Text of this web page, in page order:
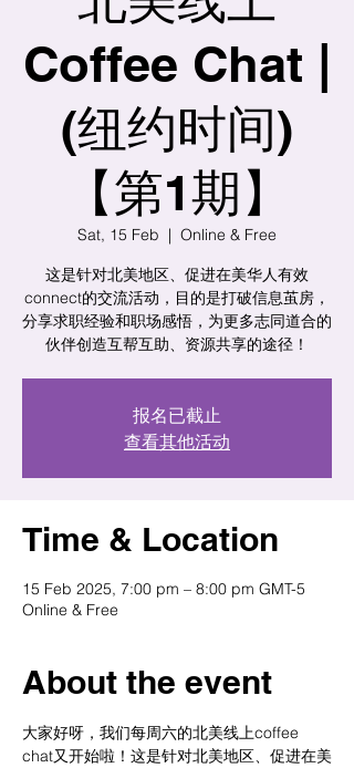
Coffee Chat |
(纽约时间)
【第1期】
Sat, 15 Feb
  |
Online & Free
这是针对北美地区、促进在美华人有效
connect的交流活动，目的是打破信息茧房，
分享求职经验和职场感悟，为更多志同道合的
伙伴创造互帮互助、资源共享的途径！
报名已截止
查看其他活动
Time & Location
15 Feb 2025, 7:00 pm – 8:00 pm GMT-5
Online & Free
About the event
大家好呀，我们每周六的北美线上coffee
chat又开始啦！这是针对北美地区、促进在美